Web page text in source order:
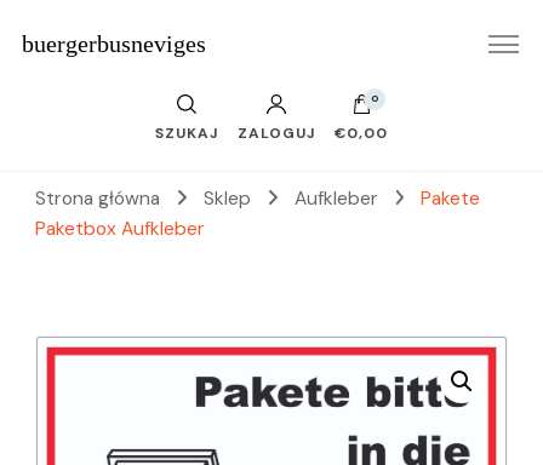
buergerbusneviges
SZUKAJ ZALOGUJ
0
€0,00
Strona główna Sklep Aufkleber
Pakete
Paketbox Aufkleber